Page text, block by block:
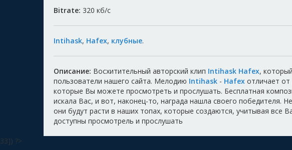
Bitrate: 320 кб/с
Intihask, Hafex, клубные.
Описание: Восхитительный авторский клип Intihask Hafex,
пользователи нашего сайта. Мелодию Intihask - Hafex отличает от
которые Вы можете просмотреть и прослушать. Бесплатная
искала Вас, и вот, наконец-то, награда нашла своего победителя.
они будут расти в наших топах, которые создаются, учитывая все
доступны просмотрель и прослушать
33]) ?>